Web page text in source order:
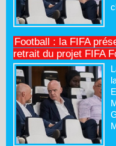
Football : la FIFA
retrait du projet FIFA